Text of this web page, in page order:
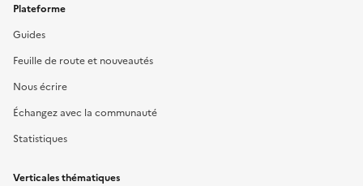
Plateforme
Guides
Feuille de route et nouveautés
Nous écrire
Échangez avec la communauté
Statistiques
Verticales thématiques